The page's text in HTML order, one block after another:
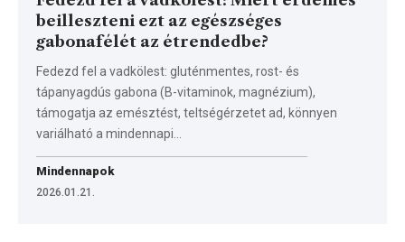
beilleszteni ezt az egészséges
gabonafélét az étrendedbe?
Fedezd fel a vadkölest: gluténmentes, rost- és
tápanyagdús gabona (B-vitaminok, magnézium),
támogatja az emésztést, teltségérzetet ad, könnyen
variálható a mindennapi…
Mindennapok
2026.01.21.